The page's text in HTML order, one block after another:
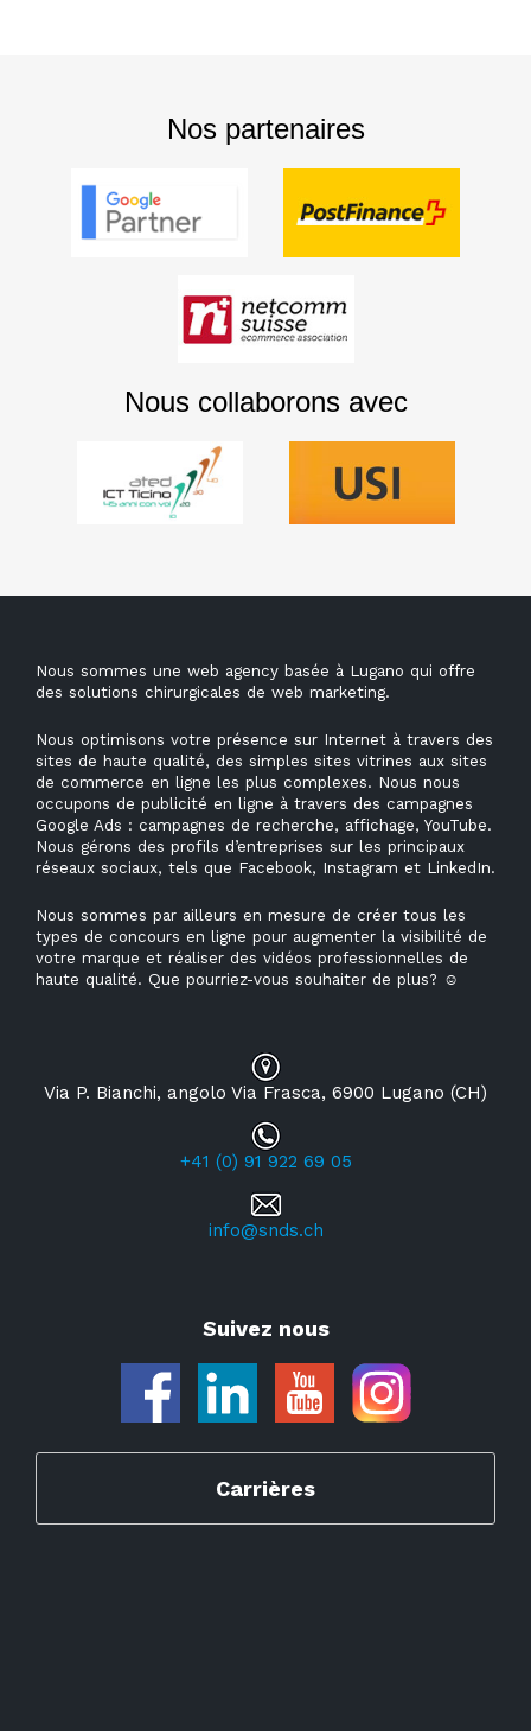
Nos partenaires
Nous collaborons avec
Nous sommes une web agency basée à Lugano qui offre
des solutions chirurgicales de web marketing.
Nous optimisons votre présence sur Internet à travers des
sites de haute qualité, des simples sites vitrines aux sites
de commerce en ligne les plus complexes. Nous nous
occupons de publicité en ligne à travers des campagnes
Google Ads : campagnes de recherche, affichage, YouTube.
Nous gérons des profils d’entreprises sur les principaux
réseaux sociaux, tels que Facebook, Instagram et LinkedIn.
Nous sommes par ailleurs en mesure de créer tous les
types de concours en ligne pour augmenter la visibilité de
votre marque et réaliser des vidéos professionnelles de
haute qualité. Que pourriez-vous souhaiter de plus? ☺
Via P. Bianchi, angolo Via Frasca, 6900 Lugano (CH)
+41 (0) 91 922 69 05
info@snds.ch
Suivez nous
Carrières